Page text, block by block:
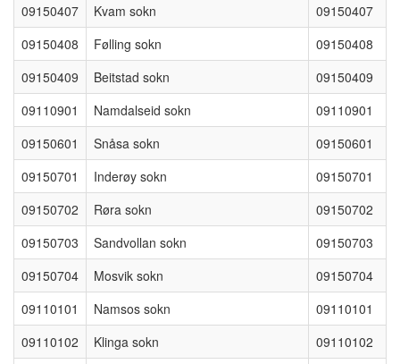
09150407
Kvam sokn
09150407
09150408
Følling sokn
09150408
09150409
Beitstad sokn
09150409
09110901
Namdalseid sokn
09110901
09150601
Snåsa sokn
09150601
09150701
Inderøy sokn
09150701
09150702
Røra sokn
09150702
09150703
Sandvollan sokn
09150703
09150704
Mosvik sokn
09150704
09110101
Namsos sokn
09110101
09110102
Klinga sokn
09110102